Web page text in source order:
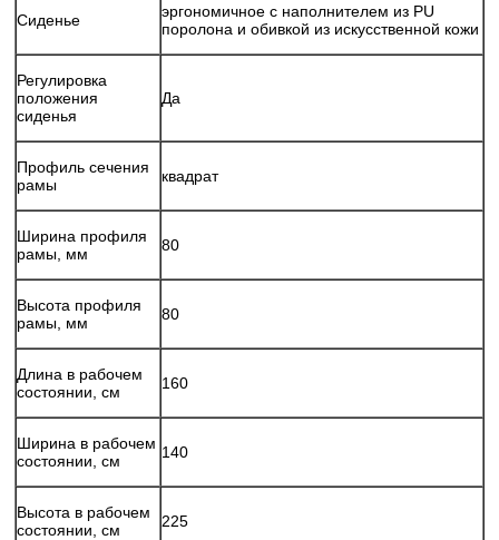
Сиденье
эргономичное с наполнителем из PU
поролона и обивкой из искусственной кожи
Регулировка
положения
сиденья
Да
Профиль сечения
рамы
квадрат
Ширина профиля
рамы, мм
80
Высота профиля
рамы, мм
80
Длина в рабочем
состоянии, см
160
Ширина в рабочем
состоянии, см
140
Высота в рабочем
состоянии, см
225